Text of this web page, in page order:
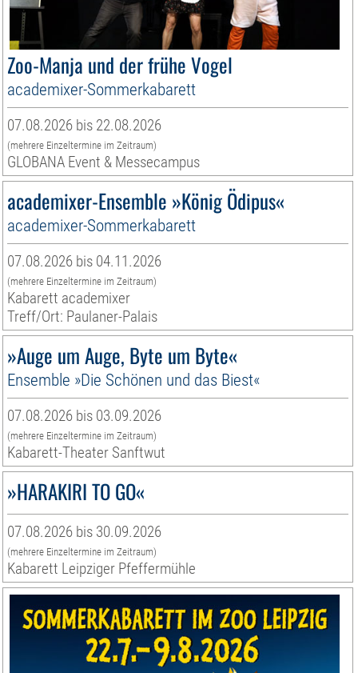
Zoo-Manja und der frühe Vogel
academixer-Sommerkabarett
07.08.2026 bis 22.08.2026
(mehrere Einzeltermine im Zeitraum)
GLOBANA Event & Messecampus
academixer-Ensemble »König Ödipus«
academixer-Sommerkabarett
07.08.2026 bis 04.11.2026
(mehrere Einzeltermine im Zeitraum)
Kabarett academixer
Treff/Ort: Paulaner-Palais
»Auge um Auge, Byte um Byte«
Ensemble »Die Schönen und das Biest«
07.08.2026 bis 03.09.2026
(mehrere Einzeltermine im Zeitraum)
Kabarett-Theater Sanftwut
»HARAKIRI TO GO«
07.08.2026 bis 30.09.2026
(mehrere Einzeltermine im Zeitraum)
Kabarett Leipziger Pfeffermühle